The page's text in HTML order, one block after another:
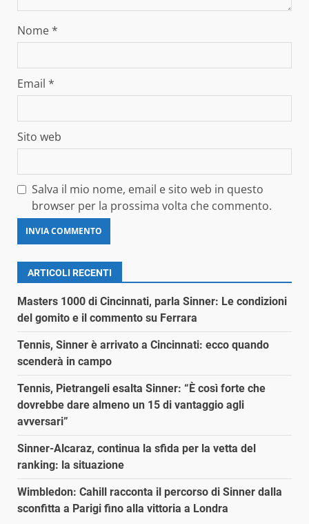
Nome*
Email *
Sito web
Salva il mio nome, email e sito web in questo
browser per la prossima volta che commento.
ARTICOLI RECENTI
Masters 1000 di Cincinnati, parla Sinner: Le condizioni
del gomito e il commento su Ferrara
Tennis, Sinner è arrivato a Cincinnati: ecco quando
scenderà in campo
Tennis, Pietrangeli esalta Sinner: “È così forte che
dovrebbe dare almeno un 15 di vantaggio agli
avversari”
Sinner-Alcaraz, continua la sfida per la vetta del
ranking: la situazione
Wimbledon: Cahill racconta il percorso di Sinner dalla
sconfitta a Parigi fino alla vittoria a Londra